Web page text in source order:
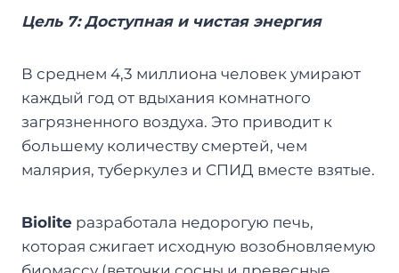
Цель 7: Доступная и чистая энергия
В среднем 4,3 миллиона человек умирают
каждый год от вдыхания комнатного
загрязненного воздуха. Это приводит к
большему количеству смертей, чем
малярия, туберкулез и СПИД вместе взятые.
Biolite разработала недорогую печь,
которая сжигает исходную возобновляемую